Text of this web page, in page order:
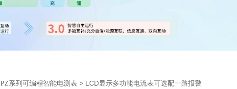
PZ系列可编程智能电测表 > LCD显示多功能电流表可选配一路报警